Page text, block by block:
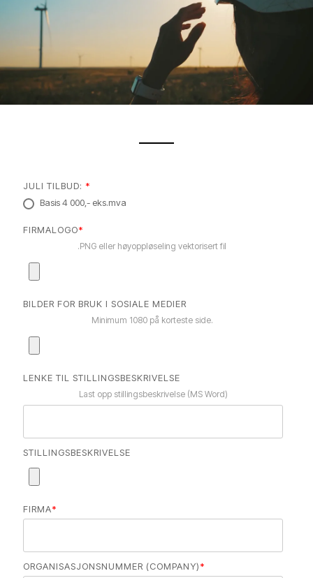
JULI TILBUD: *
Basis 4 000,- eks.mva
FIRMALOGO*
.PNG eller høyoppløseling vektorisert fil
BILDER FOR BRUK I SOSIALE MEDIER
Minimum 1080 på korteste side.
LENKE TIL STILLINGSBESKRIVELSE
Last opp stillingsbeskrivelse (MS Word)
STILLINGSBESKRIVELSE
FIRMA*
ORGANISASJONSNUMMER (COMPANY)*